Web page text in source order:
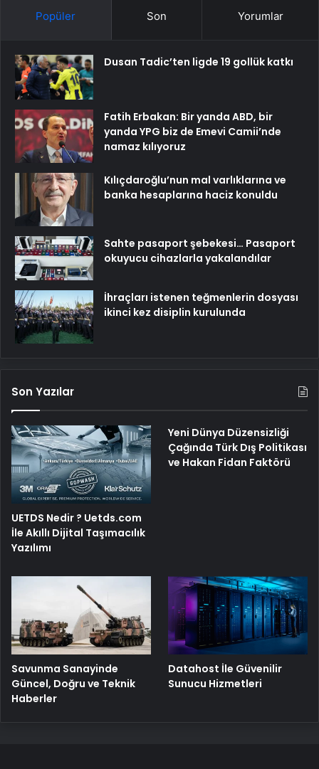
Popüler Son Yorumlar
Dusan Tadic’ten ligde 19 gollük katkı
Fatih Erbakan: Bir yanda ABD, bir
yanda YPG biz de Emevi Camii’nde
namaz kılıyoruz
Kılıçdaroğlu’nun mal varlıklarına ve
banka hesaplarına haciz konuldu
Sahte pasaport şebekesi… Pasaport
okuyucu cihazlarla yakalandılar
İhraçları istenen teğmenlerin dosyası
ikinci kez disiplin kurulunda
Son Yazılar
UETDS Nedir ? Uetds.com
İle Akıllı Dijital Taşımacılık
Yazılımı
Yeni Dünya Düzensizliği
Çağında Türk Dış Politikası
ve Hakan Fidan Faktörü
Savunma Sanayinde
Güncel, Doğru ve Teknik
Haberler
Datahost İle Güvenilir
Sunucu Hizmetleri